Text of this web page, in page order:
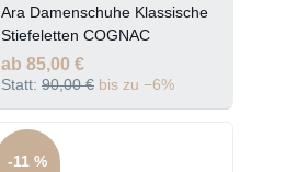
Ara Damenschuhe Klassische
Stiefeletten COGNAC
ab 85,00 €
Statt: 90,00 € bis zu −6%
-11 %